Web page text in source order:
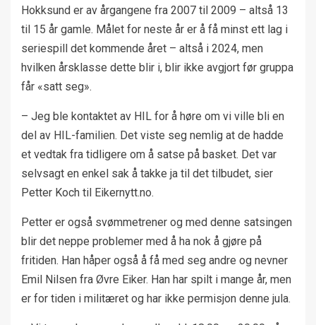
Hokksund er av årgangene fra 2007 til 2009 – altså 13
til 15 år gamle. Målet for neste år er å få minst ett lag i
seriespill det kommende året – altså i 2024, men
hvilken årsklasse dette blir i, blir ikke avgjort før gruppa
får «satt seg».
– Jeg ble kontaktet av HIL for å høre om vi ville bli en
del av HIL-familien. Det viste seg nemlig at de hadde
et vedtak fra tidligere om å satse på basket. Det var
selvsagt en enkel sak å takke ja til det tilbudet, sier
Petter Koch til Eikernytt.no.
Petter er også svømmetrener og med denne satsingen
blir det neppe problemer med å ha nok å gjøre på
fritiden. Han håper også å få med seg andre og nevner
Emil Nilsen fra Øvre Eiker. Han har spilt i mange år, men
er for tiden i militæret og har ikke permisjon denne jula.